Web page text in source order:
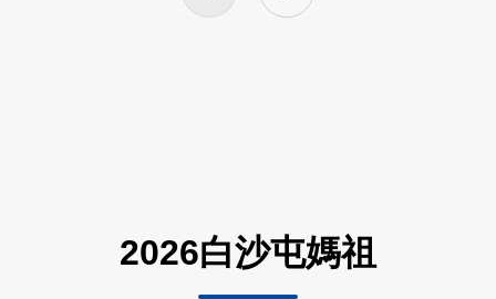
2026白沙屯媽祖